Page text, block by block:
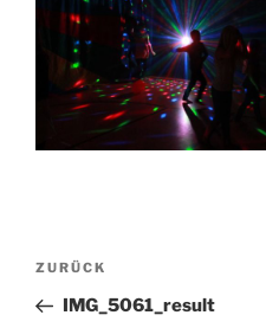
Beitragsnavigation
Vorheriger
Beitrag
ZURÜCK
IMG_5061_result